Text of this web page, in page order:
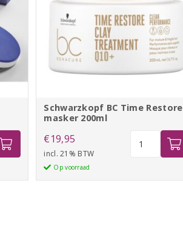
Schwarzkopf BC Time Restore
masker 200ml
€19,95
incl. 21% BTW
Op voorraad
Schwarzkopf
Restore